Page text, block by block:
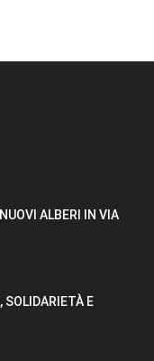
ALBERI IN VIA
SOLIDARIETÀ E